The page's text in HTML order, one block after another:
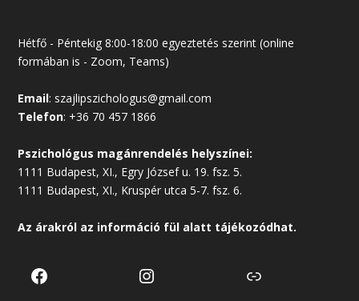
Hétfő - Péntekig 8:00-18:00 egyeztetés szerint (online
formában is - Zoom, Teams)
Email: szajlipszichologus@gmail.com
Telefon: +36 70 457 1866
Pszichológus magánrendelés helyszínei:
1111 Budapest, XI., Egry József u. 19. fsz. 5.
1111 Budapest, XI., Kruspér utca 5-7. fsz. 6.
Az árakról az információ fül alatt tájékozódhat.
Facebook Instagram Link